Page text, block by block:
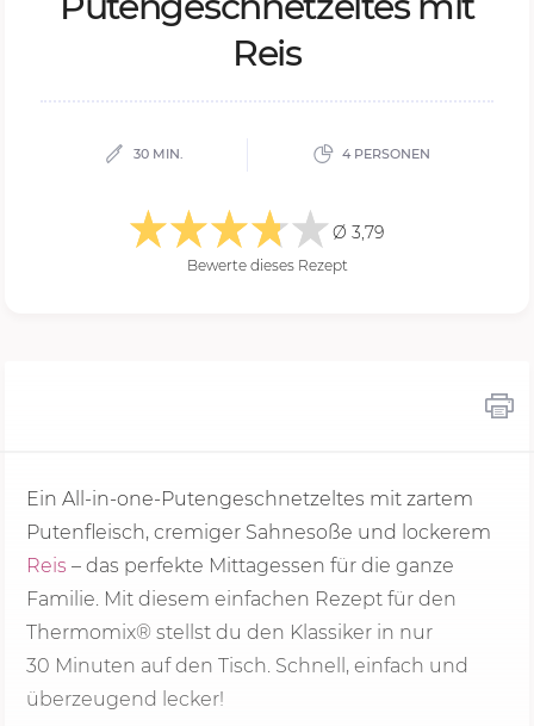
Reis
30 MIN. 4 PERSONEN
Ø 3,79
Bewerte dieses Rezept
Ein All-in-one-Putengeschnetzeltes mit zartem
Putenfleisch, cremiger Sahnesoße und lockerem
Reis – das perfekte Mittagessen für die ganze
Familie. Mit diesem einfachen Rezept für den
Thermomix® stellst du den Klassiker in nur
30 Minuten auf den Tisch. Schnell, einfach und
überzeugend lecker!